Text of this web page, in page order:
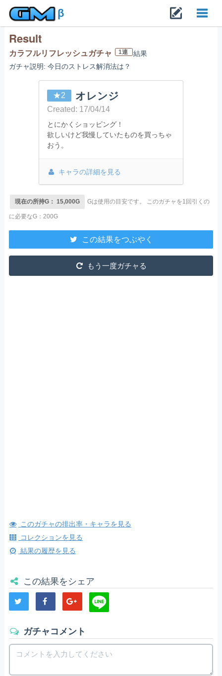
β
Result
カラフルリフレッシュガチャ 1連
結果
ガチャ説明: 今日のストレス解消法は？
★2 オレンジ
Created: 17/04/14
とにかくショッピング！
欲しいけど我慢していたものを買っちゃ
おう。
キャラの詳細を見る
現在の所持G： 15,000G Gは使用の目安です。 このガチャを1回引くの
に必要なG：200G
この結果をつぶやく
もう一度ガチャる
このガチャの排出率・キャラを見る
コレクションを見る
結果の履歴を見る
この結果をシェア
ガチャコメント